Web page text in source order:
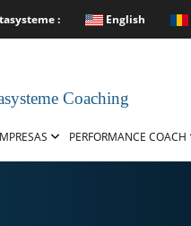
: English
Coaching
PERFORMANCE COACH